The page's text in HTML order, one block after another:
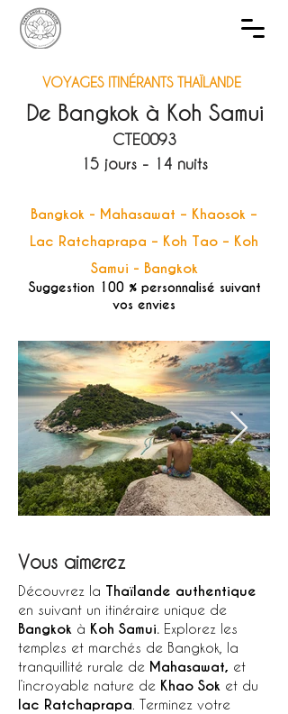
VOYAGES ITINÉRANTS THAÏLANDE
De Bangkok à Koh Samui
CTE0093
15 jours - 14 nuits
Bangkok - Mahasawat – Khaosok –
Lac Ratchaprapa – Koh Tao – Koh
Samui - Bangkok
Suggestion 100 % personnalisé suivant
vos envies
Vous aimerez
Découvrez la Thaïlande authentique
en suivant un itinéraire unique de
Bangkok à Koh Samui. Explorez les
temples et marchés de Bangkok, la
tranquillité rurale de Mahasawat, et
l’incroyable nature de Khao Sok et du
lac Ratchaprapa . Terminez votre